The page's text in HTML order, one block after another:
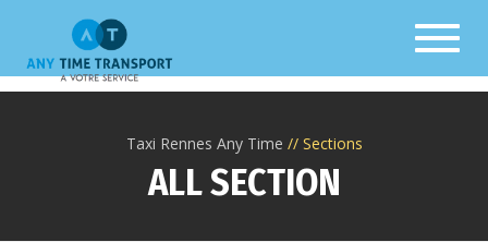
Taxi Rennes Any Time Sections
ALL SECTION